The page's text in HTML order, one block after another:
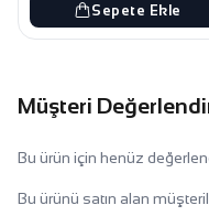
Sepete Ekle
Müşteri
Bu ürün için henüz
Bu ürünü satın alan